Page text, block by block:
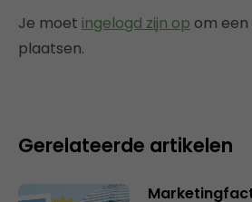
Je moet ingelogd zijn op om
plaatsen.
Gerelateerde artikelen